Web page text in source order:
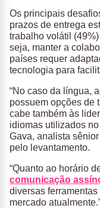
Os principais
prazos de entrega
trabalho volátil
seja, manter a
países requer
tecnologia para
“No caso da língua,
possuem opções de
cabe também às
idiomas utilizados
Gava, analista
pelo levantamento.
“Quanto ao horário
comunicação
diversas
mercado